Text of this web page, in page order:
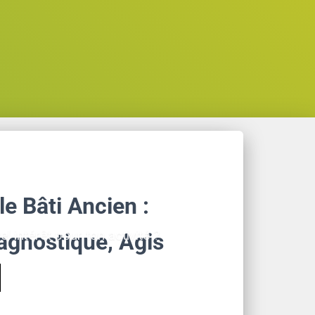
intérêt pour ton activité ?
Bâti Ancien :
Agis